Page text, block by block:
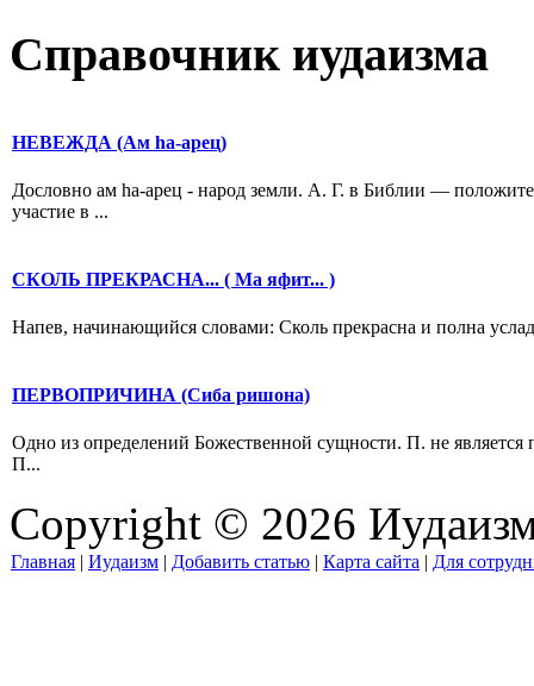
Справочник иудаизма
НЕВЕЖДА (Ам hа-арец)
Дословно ам hа-арец - народ земли. А. Г. в Библии —
участие в ...
СКОЛЬ ПРЕКРАСНА... ( Ма яфит... )
Напев, начинающийся словами: Сколь прекрасна и полна
ПЕРВОПРИЧИНА (Сиба ришона)
Одно из определений Божественной сущности. П. не
П...
Copyright © 2026
Главная | Иудаизм | Добавить статью | Карта сайта | Для